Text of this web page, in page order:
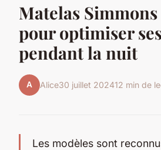
Matelas
pour optimiser
pendant la nuit
A Alice30 juillet 202412 min de
Les modèles sont